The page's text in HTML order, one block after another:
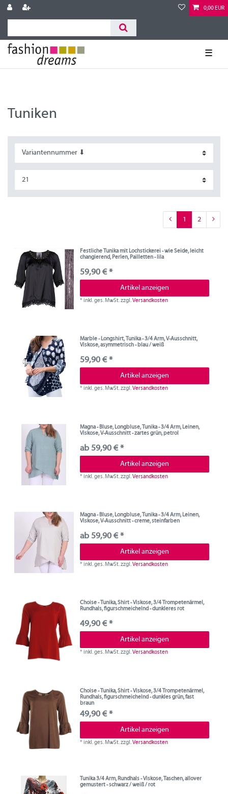
0,00 EUR
☰
Tuniken
1 2
Festliche Tunika mit Lochstickerei - wie Seide, leicht
changierend, Perlen, Pailletten - lila
59,90 € *
Artikel anzeigen
*inkl. ges. MwSt.zzgl.Versandkosten
Marble - Longshirt, Tunika - 3/4 Arm, V-Ausschnitt,
Viskose, asymmetrisch - blau / weiß
59,90 € *
Artikel anzeigen
*inkl. ges. MwSt.zzgl.Versandkosten
Magna - Bluse, Longbluse, Tunika - 3/4 Arm, Leinen,
Viskose, V-Ausschnitt - zartes grün, petrol
ab 59,90 € *
Artikel anzeigen
*inkl. ges. MwSt.zzgl.Versandkosten
Magna - Bluse, Longbluse, Tunika - 3/4 Arm, Leinen,
Viskose, V-Ausschnitt - creme, steinfarben
ab 59,90 € *
Artikel anzeigen
*inkl. ges. MwSt.zzgl.Versandkosten
Choise - Tunika, Shirt - Viskose, 3/4 Trompetenärmel,
Rundhals, figurschmeichelnd - dunkleres rot
49,90 € *
Artikel anzeigen
*inkl. ges. MwSt.zzgl.Versandkosten
Choise - Tunika, Shirt - Viskose, 3/4 Trompetenärmel,
Rundhals, figurschmeichelnd - dunkles grün, fast
braun
49,90 € *
Artikel anzeigen
*inkl. ges. MwSt.zzgl.Versandkosten
Tunika 3/4 Arm, Rundhals - Viskose, Taschen, allover
gemustert - schwarz / weiß / rot